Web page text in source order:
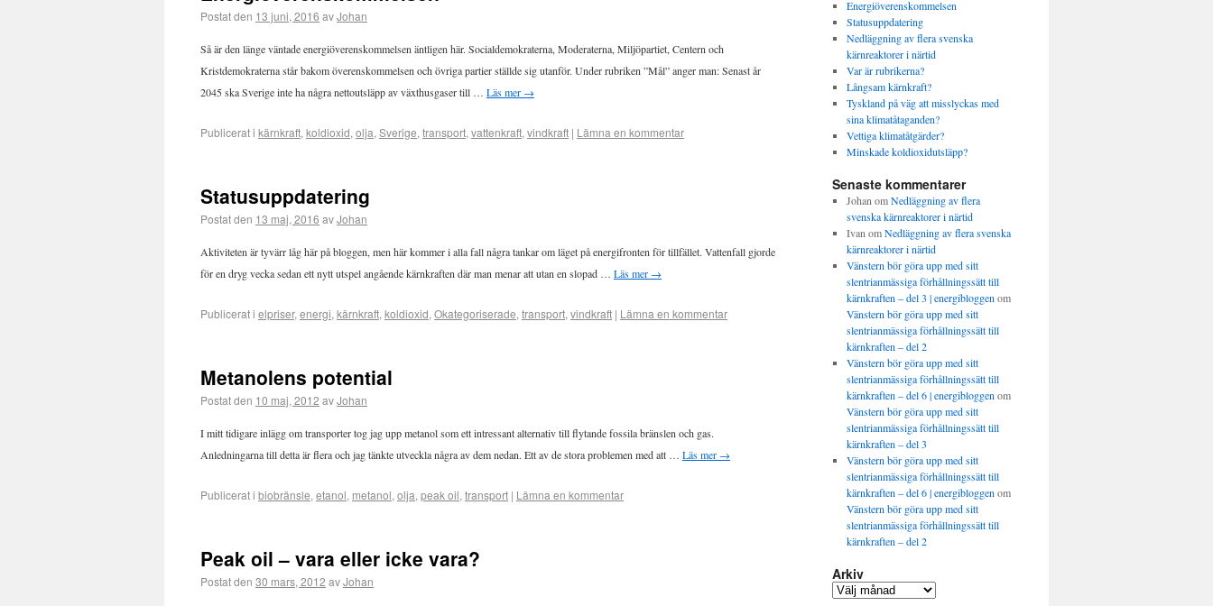
Postat den 13 juni, 2016 avJohan
Så är den länge väntade energiöverenskommelsen äntligen här. Socialdemokraterna, Moderaterna, Miljöpartiet, Centern och
Kristdemokraterna står bakom överenskommelsen och övriga partier ställde sig utanför. Under rubriken ”Mål” anger man: Senast år
2045 ska Sverige inte ha några nettoutsläpp av växthusgaser till … Läs mer →
Publicerat i kärnkraft, koldioxid, olja, Sverige, transport, vattenkraft, vindkraft | Lämna en kommentar
Statusuppdatering
Postat den 13 maj, 2016 avJohan
Aktiviteten är tyvärr låg här på bloggen, men här kommer i alla fall några tankar om läget på energifronten för tillfället. Vattenfall gjorde
för en dryg vecka sedan ett nytt utspel angående kärnkraften där man menar att utan en slopad … Läs mer →
Publicerat i elpriser, energi, kärnkraft, koldioxid, Okategoriserade, transport, vindkraft | Lämna en kommentar
Metanolens potential
Postat den 10 maj, 2012 avJohan
I mitt tidigare inlägg om transporter tog jag upp metanol som ett intressant alternativ till flytande fossila bränslen och gas.
Anledningarna till detta är flera och jag tänkte utveckla några av dem nedan. Ett av de stora problemen med att … Läs mer →
Publicerat i biobränsle, etanol, metanol, olja, peak oil, transport | Lämna en kommentar
Peak oil – vara eller icke vara?
Postat den 30 mars, 2012 avJohan
Energiöverenskommelsen
Statusuppdatering
Nedläggning av flera svenska
kärnreaktorer i närtid
Var är rubrikerna?
Långsam kärnkraft?
Tyskland på väg att misslyckas med
sina klimatåtaganden?
Vettiga klimatåtgärder?
Minskade koldioxidutsläpp?
Senaste kommentarer
Johan omNedläggning av flera
svenska kärnreaktorer i närtid
Ivan omNedläggning av flera svenska
kärnreaktorer i närtid
Vänstern bör göra upp med sitt
slentrianmässiga förhållningssätt till
kärnkraften – del 3 | energibloggen om
Vänstern bör göra upp med sitt
slentrianmässiga förhållningssätt till
kärnkraften – del 2
Vänstern bör göra upp med sitt
slentrianmässiga förhållningssätt till
kärnkraften – del 6 | energibloggen om
Vänstern bör göra upp med sitt
slentrianmässiga förhållningssätt till
kärnkraften – del 3
Vänstern bör göra upp med sitt
slentrianmässiga förhållningssätt till
kärnkraften – del 6 | energibloggen om
Vänstern bör göra upp med sitt
slentrianmässiga förhållningssätt till
kärnkraften – del 2
Arkiv